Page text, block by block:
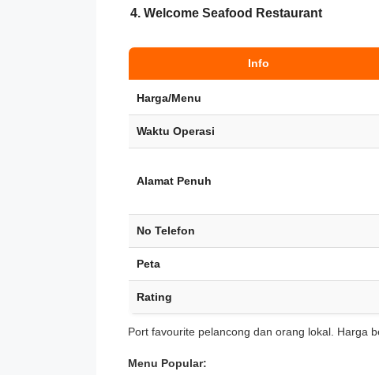
4. Welcome Seafood Restaurant
Info
Harga/Menu
Waktu Operasi
Alamat Penuh
No Telefon
Peta
Rating
Port favourite pelancong dan orang lokal. Harga
Menu Popular: